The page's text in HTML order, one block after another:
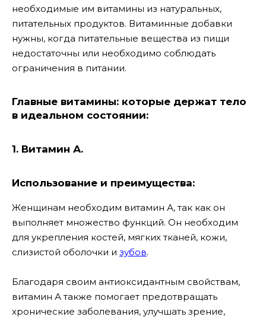
необходимые им витамины из натуральных,
питательных продуктов. Витаминные добавки
нужны, когда питательные вещества из пищи
недостаточны или необходимо соблюдать
ограничения в питании.
Главные витамины: которые держат тело
в идеальном состоянии:
1. Витамин А.
Использование и преимущества:
Женщинам необходим витамин А, так как он
выполняет множество функций. Он необходим
для укрепления костей, мягких тканей, кожи,
слизистой оболочки и зубов.
Благодаря своим антиоксидантным свойствам,
витамин А также помогает предотвращать
хронические заболевания, улучшать зрение,